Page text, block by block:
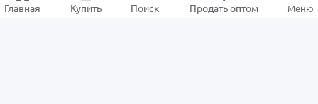
Главная Купить Поиск Продать оптом Меню